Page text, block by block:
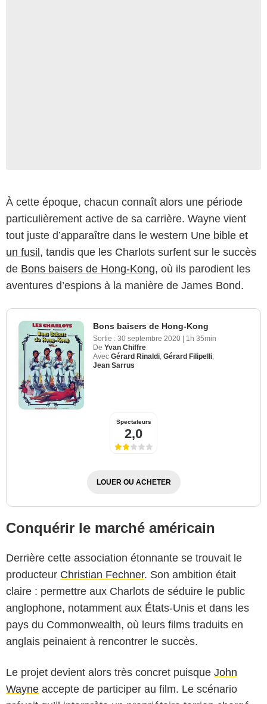
À cette époque, chacun connaît alors une période
particulièrement active de sa carrière. Wayne vient
tout juste d’apparaître dans le western Une bible et
un fusil, tandis que les Charlots surfent sur le succès
de Bons baisers de Hong-Kong, où ils parodient les
aventures d’espions à la manière de James Bond.
Bons baisers de Hong-Kong
Sortie : 30 septembre 2020 | 1h 35min
De Yvan Chiffre
Avec Gérard Rinaldi Gérard Filipelli
Jean Sarrus
Spectateurs
2,0
LOUER OU ACHETER
Conquérir le marché américain
Derrière cette association étonnante se trouvait le
producteur Christian Fechner. Son ambition était
claire : permettre aux Charlots de séduire le public
anglophone, notamment aux États-Unis et dans les
pays du Commonwealth, où leurs films traduits en
anglais peinaient à rencontrer le succès.
Le projet devient alors très concret puisque John
Wayne accepte de participer au film. Le scénario